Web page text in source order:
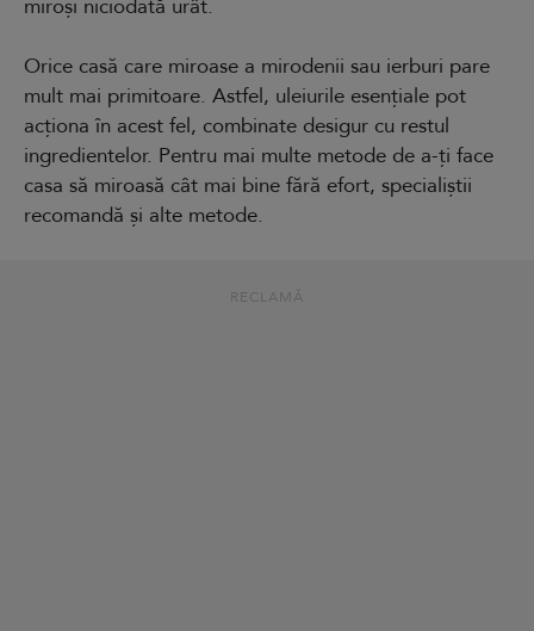
miroși niciodată urât.
Orice casă care miroase a mirodenii sau ierburi pare
mult mai primitoare. Astfel, uleiurile esențiale pot
acționa în acest fel, combinate desigur cu restul
ingredientelor. Pentru mai multe metode de a-ți face
casa să miroasă cât mai bine fără efort, specialiștii
recomandă și alte metode.
RECLAMĂ